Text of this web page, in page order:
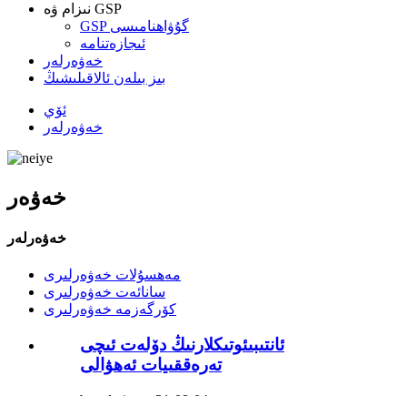
نىزام ۋە GSP
GSP گۇۋاھنامىسى
ئىجازەتنامە
خەۋەرلەر
بىز بىلەن ئالاقىلىشىڭ
ئۆي
خەۋەرلەر
خەۋەر
خەۋەرلەر
مەھسۇلات خەۋەرلىرى
سانائەت خەۋەرلىرى
كۆرگەزمە خەۋەرلىرى
ئانتىبىئوتىكلارنىڭ دۆلەت ئىچى
تەرەققىيات ئەھۋالى